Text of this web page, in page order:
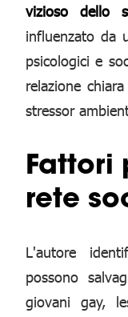
vizioso dello
influenzato da
psicologici e
relazione
stressor
Fattori
rete
L'autore
possono
giovani gay,